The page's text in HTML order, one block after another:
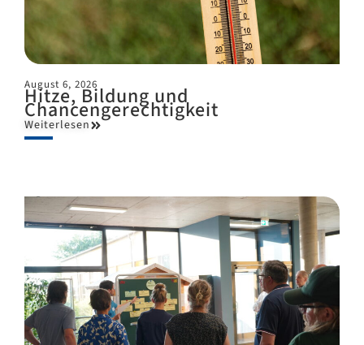
August 6, 2026
Hitze, Bildung und
Chancengerechtigkeit
Weiterlesen